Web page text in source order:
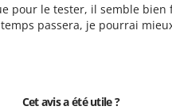
pour le tester, il semble bien
passera, je pourrai
Cet avis a été utile ?